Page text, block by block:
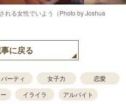
れる女性でいよう（Photo by Joshua
に戻る
パーティ 女子力
恋愛
イライラ アルバイト